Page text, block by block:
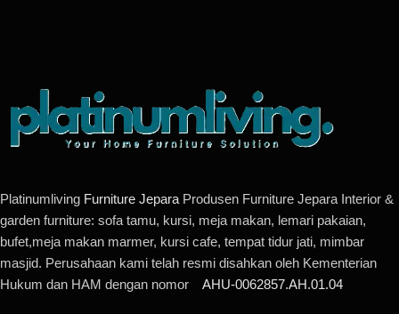
Platinumliving Furniture Jepara Produsen Furniture Jepara Interior &
garden furniture: sofa tamu, kursi, meja makan, lemari pakaian,
bufet,meja makan marmer, kursi cafe, tempat tidur jati, mimbar
masjid. Perusahaan kami telah resmi disahkan oleh Kementerian
Hukum dan HAM dengan nomor AHU-0062857.AH.01.04